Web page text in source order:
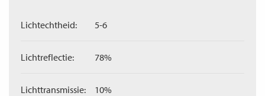
Lichtechtheid: 5-6
Lichtreflectie: 78%
Lichttransmissie: 10%